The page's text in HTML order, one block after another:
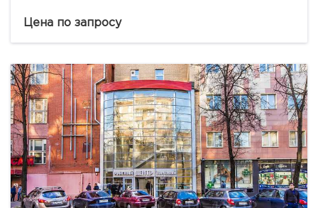
на первом этаже жилого дома. Высокие потолки,
Цена по запросу